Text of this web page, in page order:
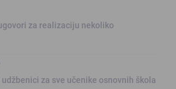
za realizaciju nekoliko
za sve učenike osnovnih škola